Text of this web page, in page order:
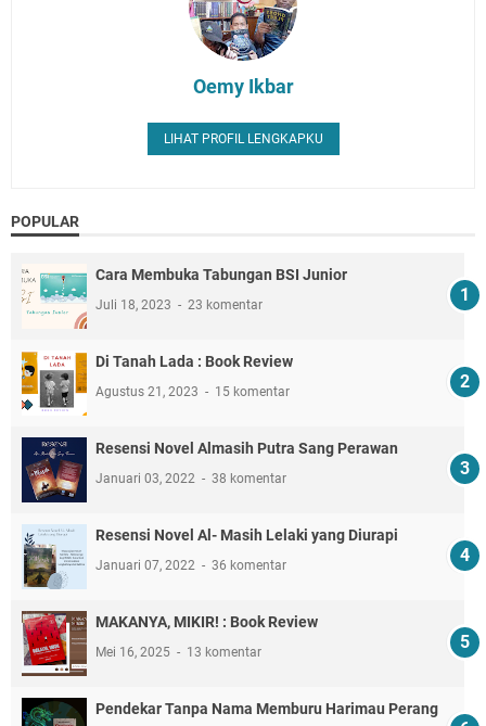
Oemy Ikbar
LIHAT PROFIL LENGKAPKU
POPULAR
Cara Membuka Tabungan BSI Junior
Juli 18, 2023 23 komentar
Di Tanah Lada : Book Review
Agustus 21, 2023 15 komentar
Resensi Novel Almasih Putra Sang Perawan
Januari 03, 2022 38 komentar
Resensi Novel Al- Masih Lelaki yang Diurapi
Januari 07, 2022 36 komentar
MAKANYA, MIKIR! : Book Review
Mei 16, 2025 13 komentar
Pendekar Tanpa Nama Memburu Harimau Perang